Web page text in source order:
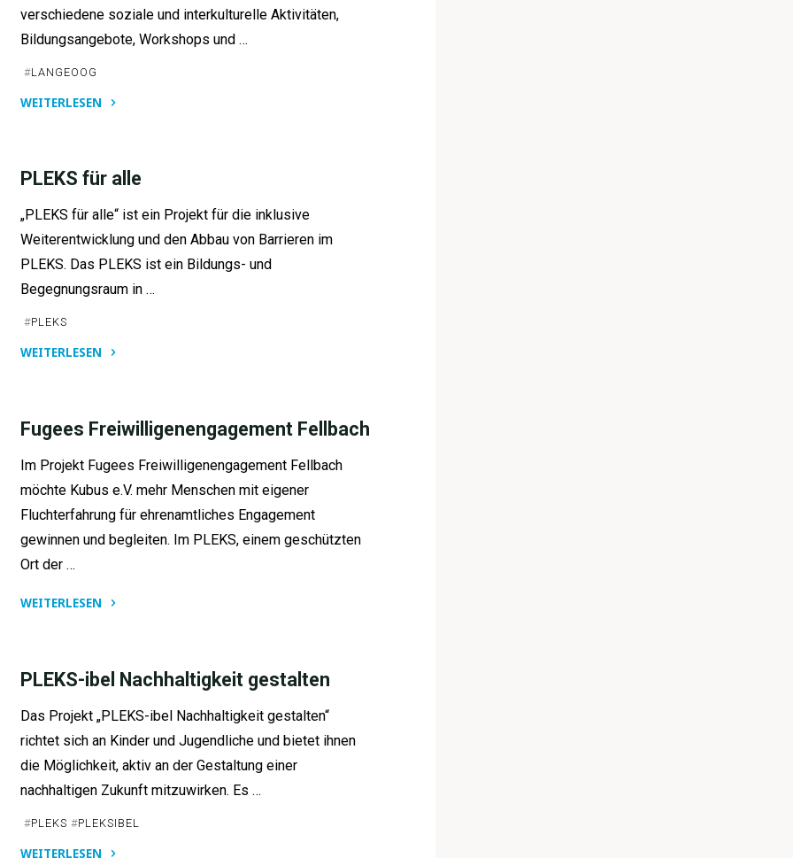
verschiedene soziale und interkulturelle Aktivitäten,
Bildungsangebote, Workshops und …
#LANGEOOG
WEITERLESEN
am
PLEKS für alle
„PLEKS für alle“ ist ein Projekt für die inklusive
Weiterentwicklung und den Abbau von Barrieren im
PLEKS. Das PLEKS ist ein Bildungs- und
Begegnungsraum in …
#PLEKS
WEITERLESEN
alle"
Fugees Freiwilligenengagement Fellbach
Im Projekt Fugees Freiwilligenengagement Fellbach
möchte Kubus e.V. mehr Menschen mit eigener
Fluchterfahrung für ehrenamtliches Engagement
gewinnen und begleiten. Im PLEKS, einem geschützten
Ort der …
WEITERLESEN
Fellbach"
PLEKS-ibel Nachhaltigkeit gestalten
Das Projekt „PLEKS-ibel Nachhaltigkeit gestalten“
richtet sich an Kinder und Jugendliche und bietet ihnen
die Möglichkeit, aktiv an der Gestaltung einer
nachhaltigen Zukunft mitzuwirken. Es …
#PLEKS #PLEKSIBEL
WEITERLESEN